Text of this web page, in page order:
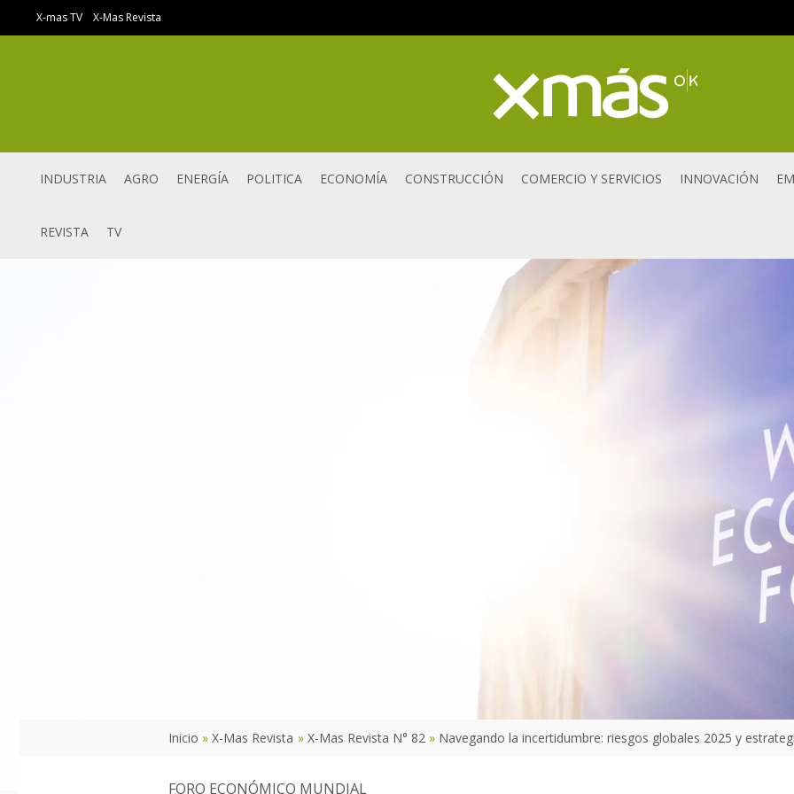
al
X-mas TV X-Mas Revista
INDUSTRIA AGRO ENERGÍA POLITICA ECONOMÍA CONSTRUCCIÓN COMERCIO Y SERVICIOS INNOVACIÓN
REVISTA TV
Inicio X-Mas Revista X-Mas Revista N° 82 Navegando la incertidumbre: riesgos globales 2025 y
FORO ECONÓMICO MUNDIAL